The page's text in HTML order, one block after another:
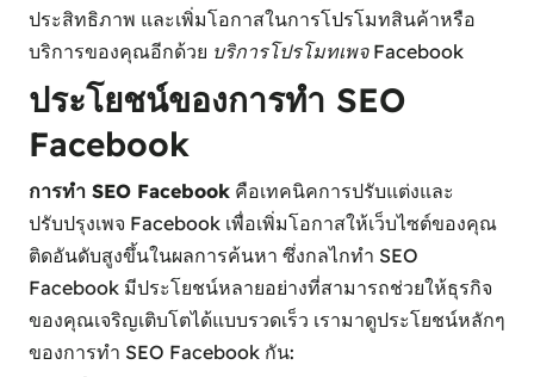
ประสิทธิภาพ และเพิ่มโอกาสในการโปรโมทสินค้าหรือ
บริการของคุณอีกด้วย บริการโปรโมทเพจ Facebook
ประโยชน์ของการทำ SEO
Facebook
การทำ SEO Facebook คือเทคนิคการปรับแต่งและ
ปรับปรุงเพจ Facebook เพื่อเพิ่มโอกาสให้เว็บไซต์ของคุณ
ติดอันดับสูงขึ้นในผลการค้นหา ซึ่งกลไกทำ SEO
Facebook มีประโยชน์หลายอย่างที่สามารถช่วยให้ธุรกิจ
ของคุณเจริญเติบโตได้แบบรวดเร็ว เรามาดูประโยชน์หลักๆ
ของการทำ SEO Facebook กัน: